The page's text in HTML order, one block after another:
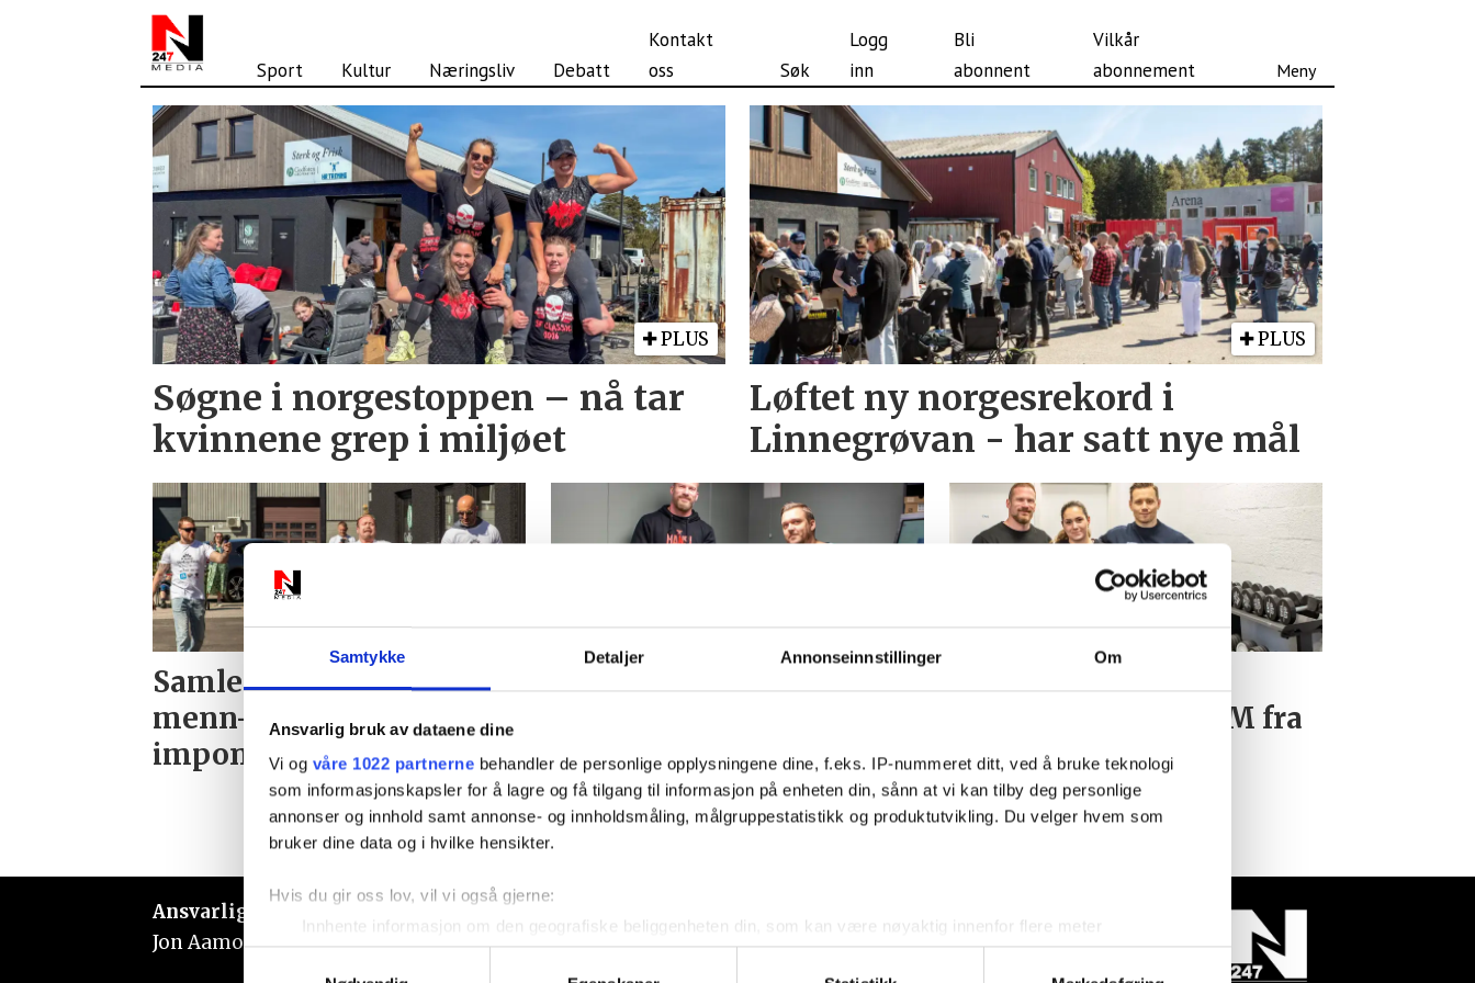
Samtykke Detaljer Annonseinnstillinger Om
Ansvarlig bruk av dataene dine
Vi og våre 1022 partnerne behandler de personlige opplysningene dine, f.eks. IP-nummeret ditt, ved å bruke teknologi
som informasjonskapsler for å lagre og få tilgang til informasjon på enheten din, sånn at vi kan tilby deg personlige
annonser og innhold samt annonse- og innholdsmåling, målgruppestatistikk og produktutvikling. Du velger hvem som
bruker dine data og i hvilke hensikter.
Hvis du gir oss lov, vil vi også gjerne:
Innhente informasjon om den geografiske beliggenheten din, som kan være nøyaktig innenfor flere meter
Identifisere enheten din ved å aktivt skanne den for bestemte karakteristikker (fingeravtrykk)
Sport Kultur Næringsliv Debatt
Kontakt
oss
Søk
Logg
inn
Bli
abonnent
Vilkår
abonnement
strongman
PLUS
Søgne i norgestoppen – nå tar
kvinnene grep i miljøet
PLUS
Løftet ny norgesrekord i
Linnegrøvan - har satt nye mål
Samlet Norges sterkeste
menn- og kvinner: – En
imponerende prestasjon
Mest avanserte i Norden
Norges sterkeste
forbereder seg til VM fra
Linnegrøvan
Ansvarlig redaktør:
Jon Aamodt